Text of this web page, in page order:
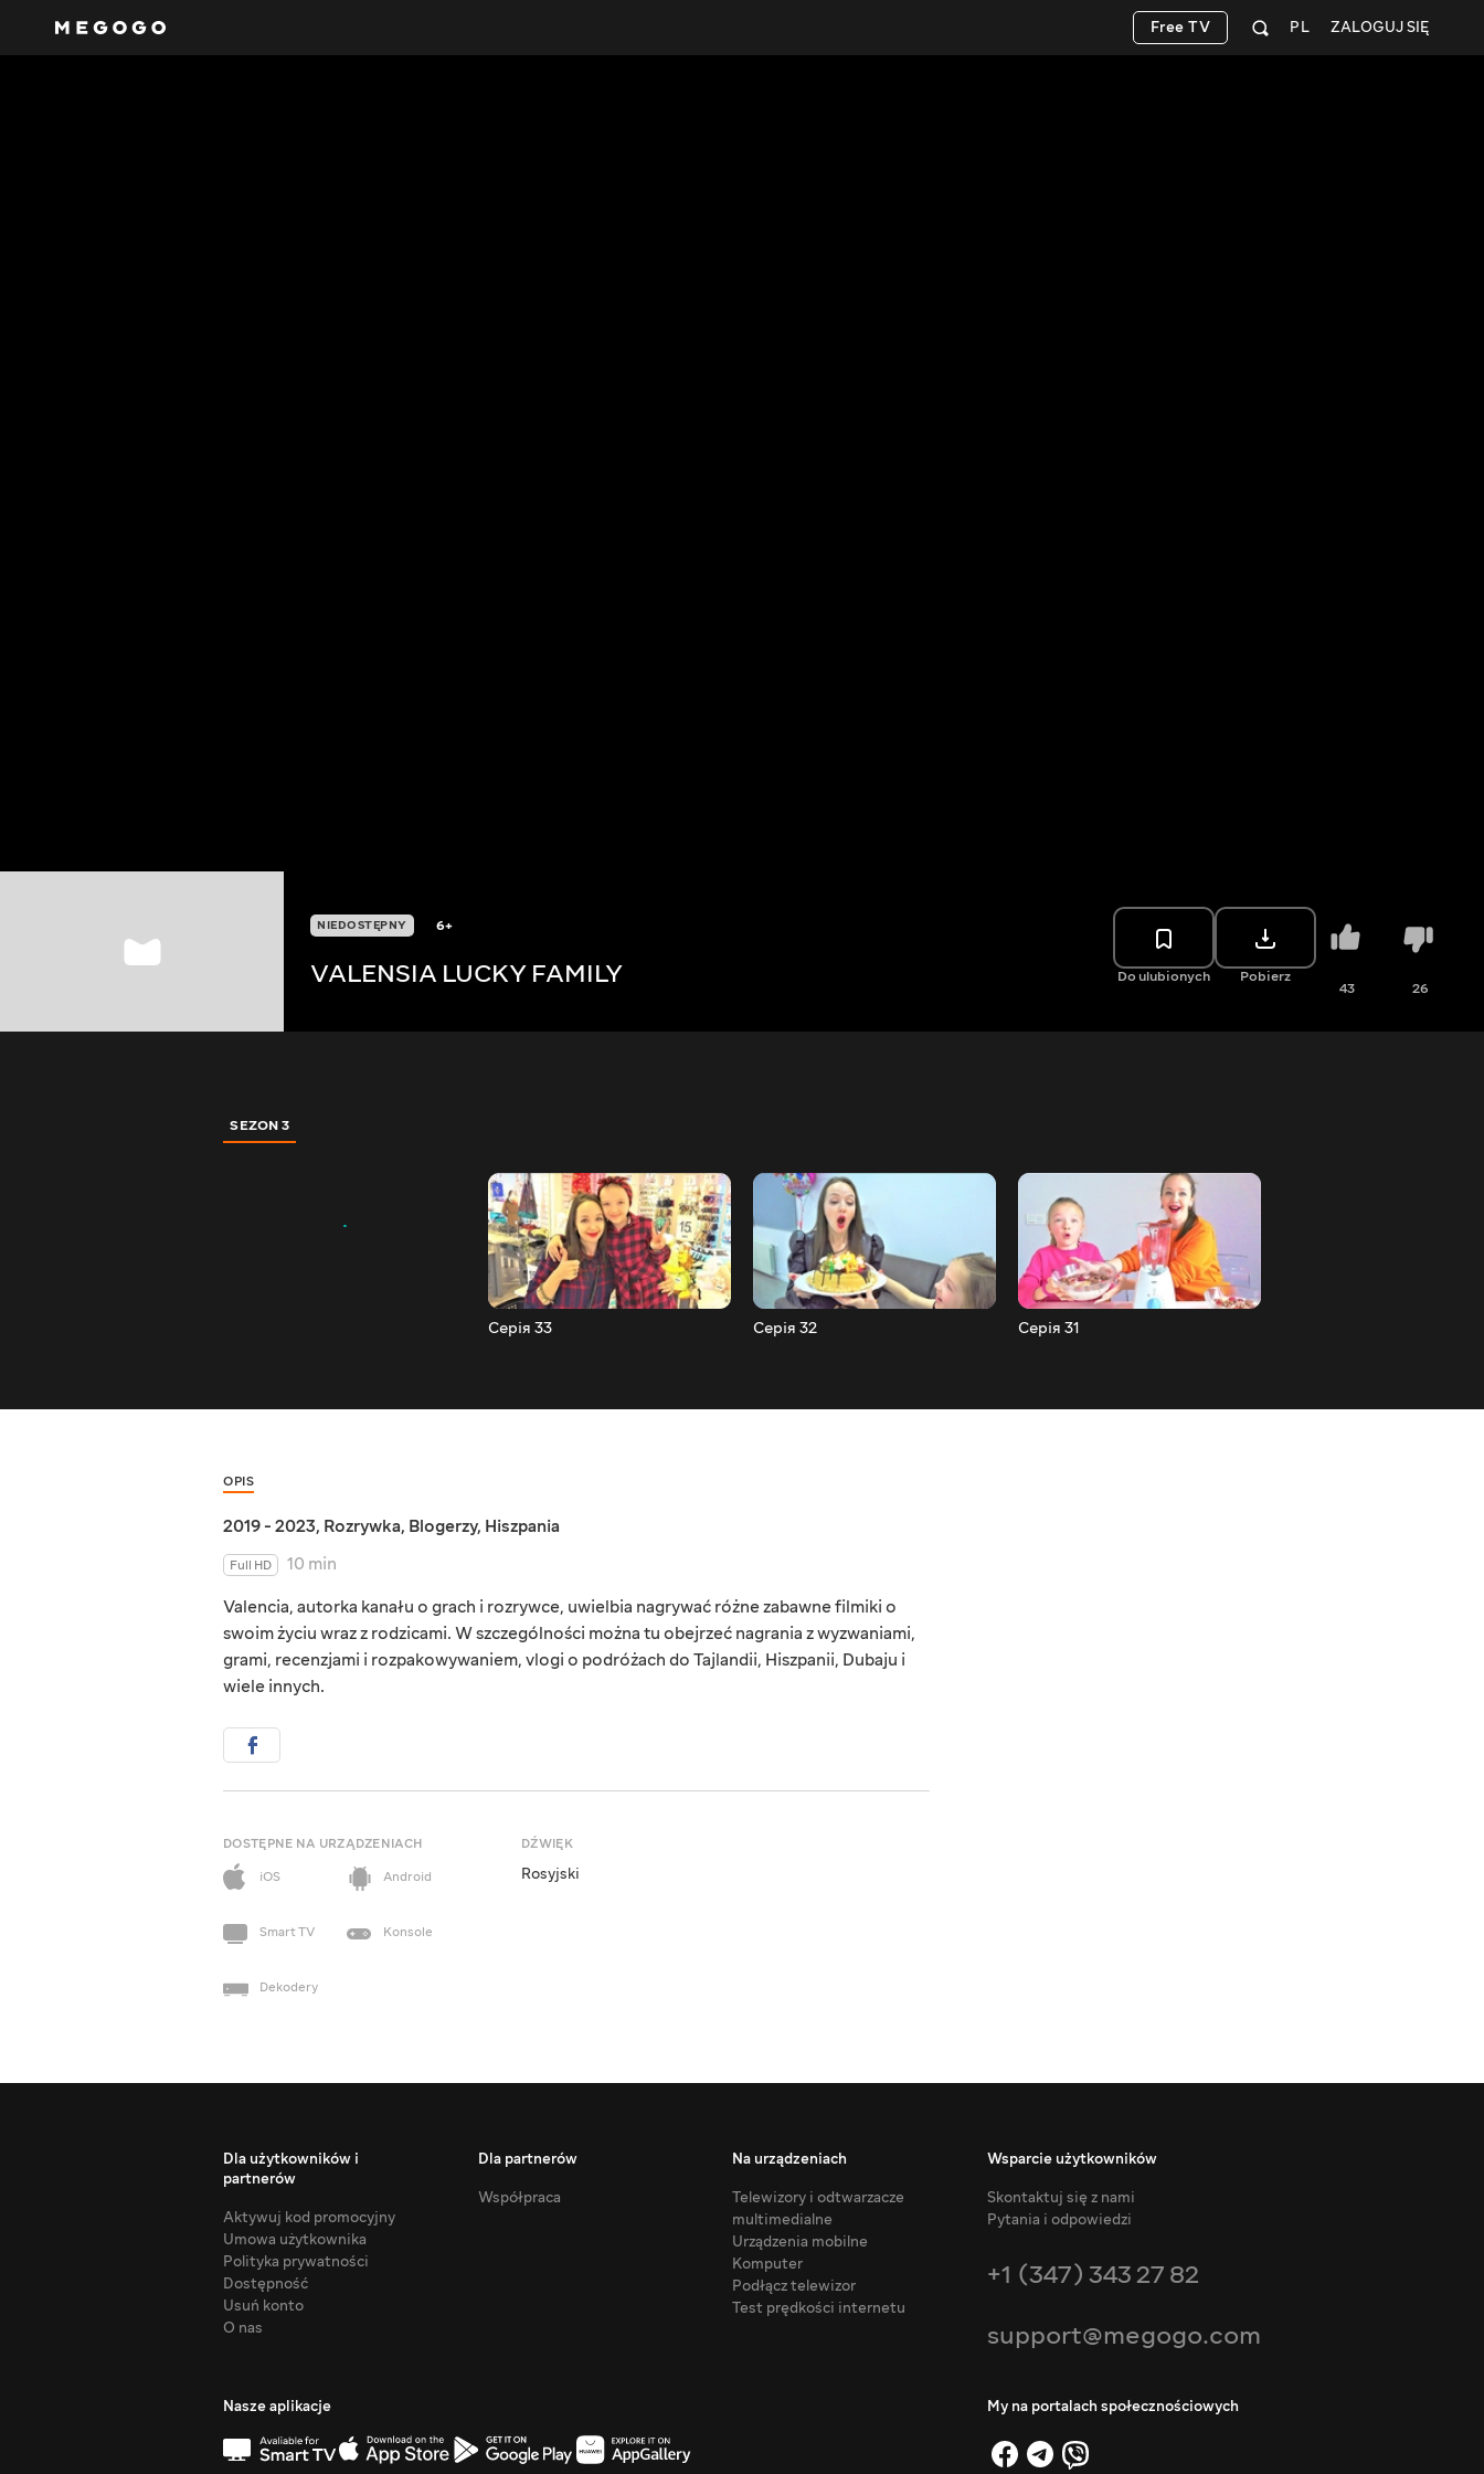
ZALOGUJ SIĘ
PL
Free TV
NIEDOSTĘPNY 6+
VALENSIA LUCKY FAMILY Do ulubionych Pobierz
43 26
SEZON 3
Серія 33 Серія 32 Серія 31
OPIS
2019 - 2023, Rozrywka, Blogerzy, Hiszpania
Full HD
10 min
Valencia, autorka kanału o grach i rozrywce, uwielbia nagrywać różne zabawne filmiki o
swoim życiu wraz z rodzicami. W szczególności można tu obejrzeć nagrania z wyzwaniami,
grami, recenzjami i rozpakowywaniem, vlogi o podróżach do Tajlandii, Hiszpanii, Dubaju i
wiele innych.
DOSTĘPNE NA URZĄDZENIACH
iOS
Android
Smart TV Konsole
Dekodery
DŹWIĘK
Rosyjski
Dla użytkowników i
partnerów
Aktywuj kod promocyjny
Umowa użytkownika
Polityka prywatności
Dostępność
Usuń konto
O nas
Dla partnerów
Współpraca
Na urządzeniach
Telewizory i odtwarzacze
multimedialne
Urządzenia mobilne
Komputer
Podłącz telewizor
Test prędkości internetu
Wsparcie użytkowników
Skontaktuj się z nami
Pytania i odpowiedzi
+1 (347) 343 27 82
support@megogo.com
Nasze aplikacje My na portalach społecznościowych